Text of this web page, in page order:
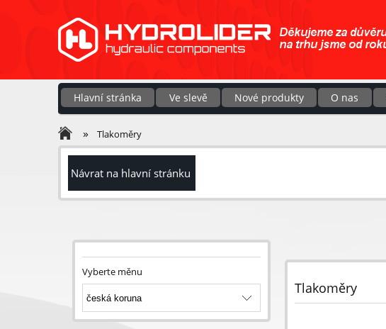
Hlavní stránka Ve slevě Nové produkty O nas
» Tlakoměry
Návrat na hlavní stránku
Vyberte měnu
Tlakoměry